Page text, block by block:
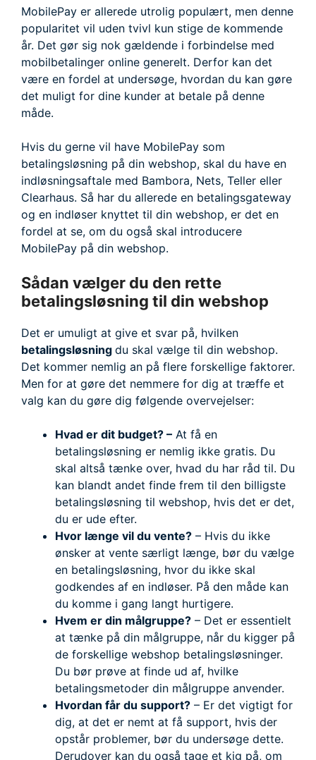
MobilePay er allerede utrolig populært, men denne
popularitet vil uden tvivl kun stige de kommende
år. Det gør sig nok gældende i forbindelse med
mobilbetalinger online generelt. Derfor kan det
være en fordel at undersøge, hvordan du kan gøre
det muligt for dine kunder at betale på denne
måde.
Hvis du gerne vil have MobilePay som
betalingsløsning på din webshop, skal du have en
indløsningsaftale med Bambora, Nets, Teller eller
Clearhaus. Så har du allerede en betalingsgateway
og en indløser knyttet til din webshop, er det en
fordel at se, om du også skal introducere
MobilePay på din webshop.
Sådan vælger du den rette
betalingsløsning til din webshop
Det er umuligt at give et svar på, hvilken
betalingsløsning du skal vælge til din webshop.
Det kommer nemlig an på flere forskellige faktorer.
Men for at gøre det nemmere for dig at træffe et
valg kan du gøre dig følgende overvejelser:
Hvad er dit budget? – At få en
betalingsløsning er nemlig ikke gratis. Du
skal altså tænke over, hvad du har råd til. Du
kan blandt andet finde frem til den billigste
betalingsløsning til webshop, hvis det er det,
du er ude efter.
Hvor længe vil du vente? – Hvis du ikke
ønsker at vente særligt længe, bør du vælge
en betalingsløsning, hvor du ikke skal
godkendes af en indløser. På den måde kan
du komme i gang langt hurtigere.
Hvem er din målgruppe? – Det er essentielt
at tænke på din målgruppe, når du kigger på
de forskellige webshop betalingsløsninger.
Du bør prøve at finde ud af, hvilke
betalingsmetoder din målgruppe anvender.
Hvordan får du support? – Er det vigtigt for
dig, at det er nemt at få support, hvis der
opstår problemer, bør du undersøge dette.
Derudover kan du også tage et kig på, om